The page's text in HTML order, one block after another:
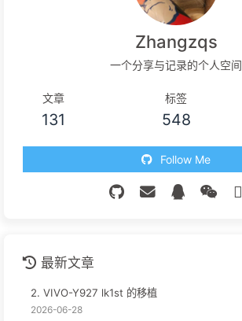
Zhangzqs
一个分享与记录的个人空间
文章
131
标签
548
Follow Me
最新文章
2. VIVO-Y927 lk1st 的移植
2026-06-28